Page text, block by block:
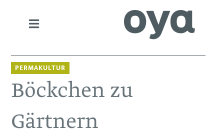
PERMAKULTUR
Böckchen zu
Gärtnern